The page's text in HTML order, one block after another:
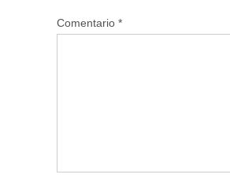
Comentario *